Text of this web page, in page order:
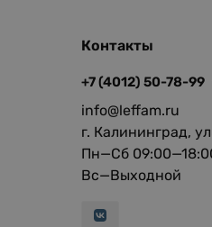
Контакты
+7 (4012) 50-78-99
info@leffam.ru
г. Калининград,
Пн—Сб
Вс—Выходной